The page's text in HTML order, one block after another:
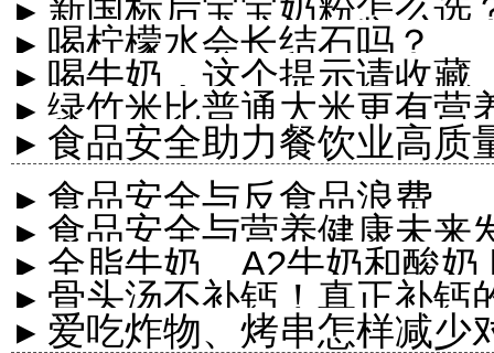
▸ 新国标后宝宝奶粉怎么选
▸ 喝柠檬水会长结石吗？
▸ 喝牛奶，这个提示请收藏
▸ 绿竹米比普通大米更有营
▸ 食品安全助力餐饮业高质
▸ 食品安全与反食品浪费
▸ 食品安全与营养健康未来
▸ 全脂牛奶、A2牛奶和酸
▸ 骨头汤不补钙！真正补钙
▸ 爱吃炸物、烤串怎样减少